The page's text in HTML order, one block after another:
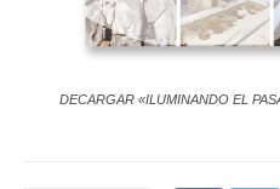
DECARGAR «ILUMINANDO EL